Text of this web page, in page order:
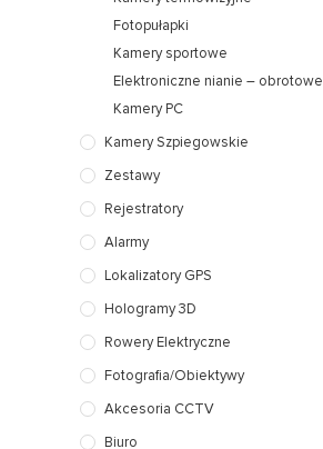
Fotopułapki
Kamery sportowe
Elektroniczne nianie – obrotowe
Kamery PC
Kamery Szpiegowskie
Zestawy
Rejestratory
Alarmy
Lokalizatory GPS
Hologramy 3D
Rowery Elektryczne
Fotografia/Obiektywy
Akcesoria CCTV
Biuro